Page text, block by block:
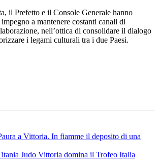
il Prefetto e il Console Generale hanno
a mantenere costanti canali di
nell’ottica di consolidare il dialogo
i legami culturali tra i due Paesi.
a Vittoria. In fiamme il deposito di una
Judo Vittoria domina il Trofeo Italia